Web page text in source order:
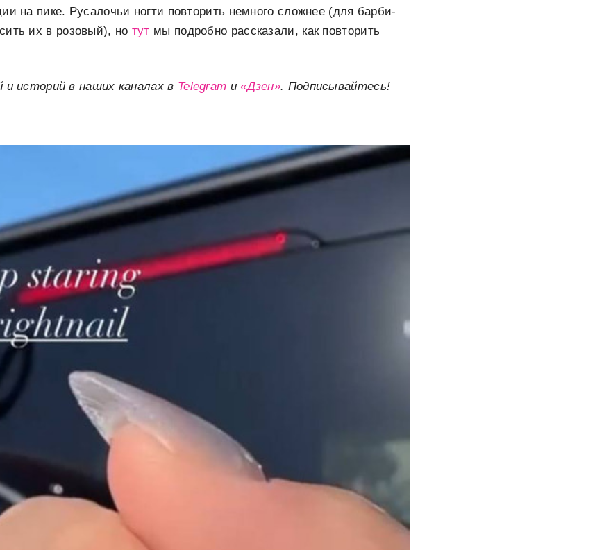
на пике. Русалочьи ногти повторить немного сложнее (для барби-
их в розовый), но тут мы подробно рассказали, как повторить
историй в наших каналах в Telegram и«Дзен». Подписывайтесь!